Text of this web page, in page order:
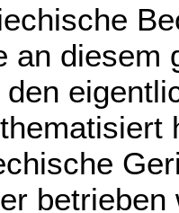
an diesem